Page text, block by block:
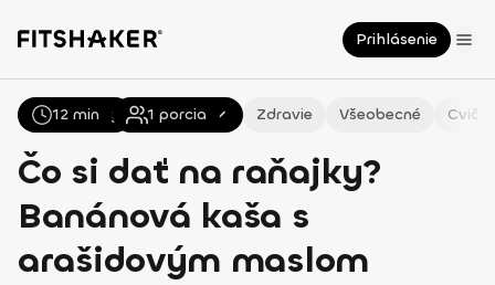
Prihlásenie
Všetky Recepty Zdravie Všeobecné
Čo si dať na raňajky?
Banánová kaša s
arašidovým maslom
12 min 1 porcia